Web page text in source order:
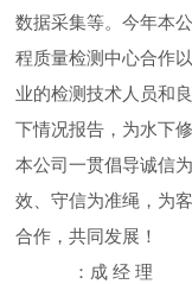
数据采集等。今年本
程质量检测中心合作
业的检测技术人员和
下情况报告，为水下
本公司一贯倡导诚信
效、守信为准绳，为
合作，共同发展！
：成 经 理